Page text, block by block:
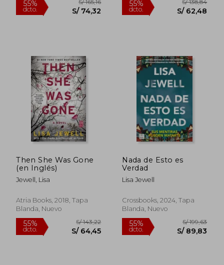
55%
dcto.
S/ 160,41
S/ 72,19
55%
dcto.
Then She Was Gone
(en Inglés)
Jewell, Lisa
Atria Books, 2018, Tapa
Blanda, Nuevo
Nada de Esto es
Verdad
Lisa Jewell
Crossbooks, 2024, Tapa
Blanda, Nuevo